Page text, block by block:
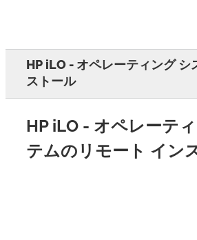
HP iLO - オペレーティング シ
ストール
HP iLO - オペレーテ
テムのリモート イン